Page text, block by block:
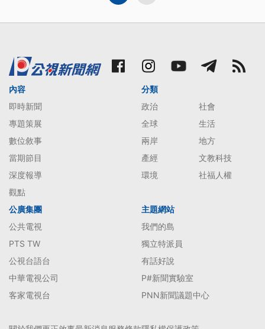
內容
即時新聞
專題策展
數位敘事
當期節目
深度報導
觀點
分類
政治
社會
全球
生活
兩岸
地方
產經
文教科技
環境
社福人權
公廣集團
公共電視
PTS TW
公視台語台
中華電視公司
客家電視台
主題網站
我們的島
獨立特派員
有話好說
P#新聞實驗室
PNN新聞議題中心